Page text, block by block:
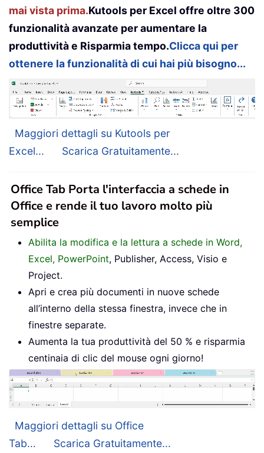
mai vista prima.Kutools per Excel offre oltre 300
funzionalità avanzate per aumentare la
produttività e Risparmia tempo.Clicca qui per
ottenere la funzionalità di cui hai più bisogno...
Maggiori dettagli su Kutools per
Excel...
Scarica Gratuitamente...
Office Tab Porta l'interfaccia a schede in
Office e rende il tuo lavoro molto più
semplice
Abilita la modifica e la lettura a schede in Word,
Excel, PowerPoint, Publisher, Access, Visio e
Project.
Apri e crea più documenti in nuove schede
all’interno della stessa finestra, invece che in
finestre separate.
Aumenta la tua produttività del 50 % e risparmia
centinaia di clic del mouse ogni giorno!
Maggiori dettagli su Office
Tab...
Scarica Gratuitamente...